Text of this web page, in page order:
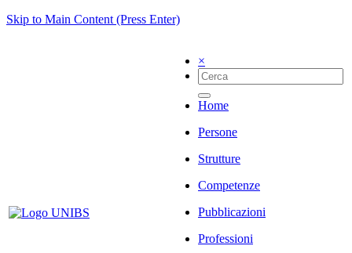
Skip to Main Content (Press Enter)
×
Home
Persone
Strutture
Competenze
Pubblicazioni
Professioni